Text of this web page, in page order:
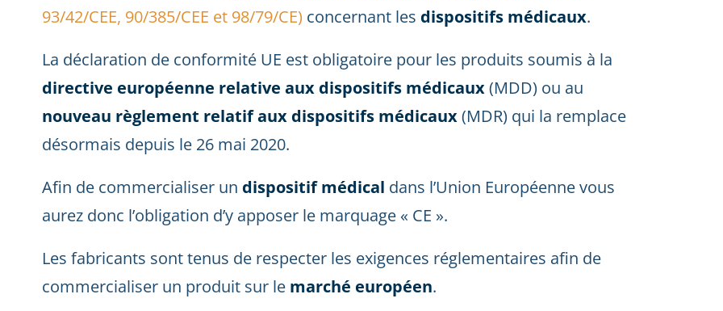
93/42/CEE, 90/385/CEE et 98/79/CE) concernant les dispositifs médicaux.
La déclaration de conformité UE est obligatoire pour les produits soumis à la
directive européenne relative aux dispositifs médicaux(MDD) ou au
nouveau règlement relatif aux dispositifs médicaux(MDR) qui la remplace
désormais depuis le 26 mai 2020.
Afin de commercialiser un dispositif médical dans l’Union Européenne vous
aurez donc l’obligation d’y apposer le marquage « CE ».
Les fabricants sont tenus de respecter les exigences réglementaires afin de
commercialiser un produit sur le marché européen.